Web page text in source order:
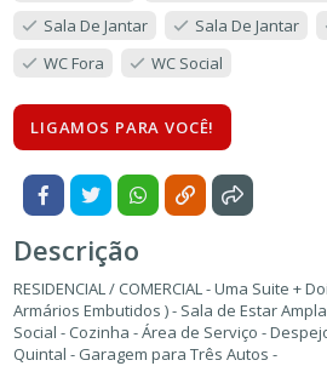
Sala De Jantar
Sala De Jantar
WC Fora
WC Social
LIGAMOS PARA VOCÊ!
Descrição
RESIDENCIAL / COMERCIAL - Uma Suite +
Armários Embutidos ) - Sala de Estar
Social - Cozinha - Área de Serviço -
Quintal - Garagem para Três Autos -